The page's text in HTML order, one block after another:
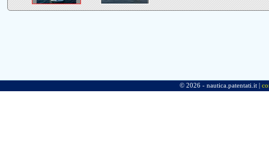
© 2026 - nautica.patentati.it |